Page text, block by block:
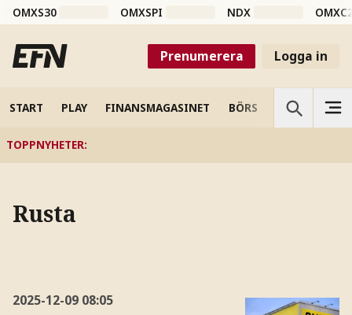
OMXS30 OMXSPI NDX
Prenumerera Logga in
START PLAY FINANSMAGASINET BÖRS VETENSKAP
TOPPNYHETER:
Rusta
2025-12-09 08:05